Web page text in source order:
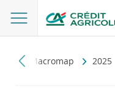
Macromap 2025